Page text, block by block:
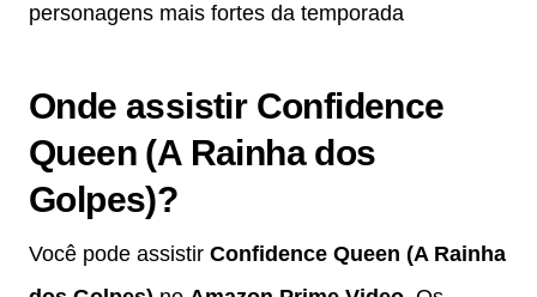
personagens mais fortes da temporada
Onde assistir Confidence
Queen (A Rainha dos
Golpes)?
Você pode assistir Confidence Queen (A Rainha